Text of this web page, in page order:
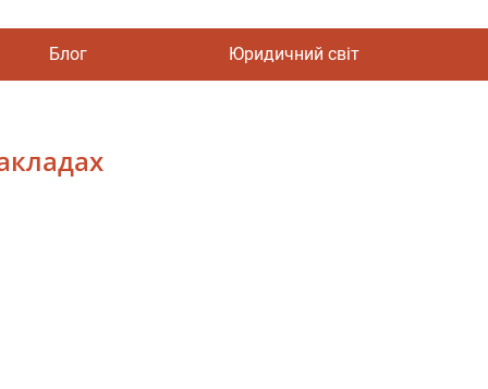
Блог Юридичний світ